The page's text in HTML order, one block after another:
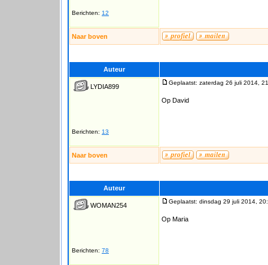
Berichten: 12
Naar boven
Auteur
LYDIA899
Berichten: 13
Geplaatst: zaterdag 26 juli 2014,
Op David
Naar boven
Auteur
WOMAN254
Berichten: 78
Geplaatst: dinsdag 29 juli 2014,
Op Maria